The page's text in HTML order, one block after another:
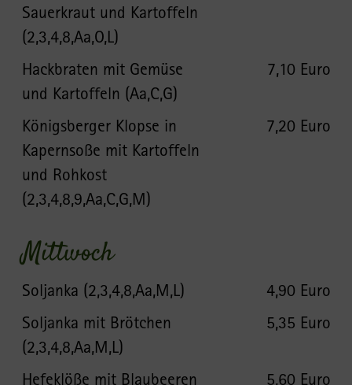
Sauerkraut und Kartoffeln
(2,3,4,8,Aa,O,L)
Hackbraten mit Gemüse
und Kartoffeln (Aa,C,G)
7,10 Euro
Königsberger Klopse in
Kapernsoße mit Kartoffeln
und Rohkost
(2,3,4,8,9,Aa,C,G,M)
7,20 Euro
Mittwoch
Soljanka (2,3,4,8,Aa,M,L)
4,90 Euro
Soljanka mit Brötchen
(2,3,4,8,Aa,M,L)
5,35 Euro